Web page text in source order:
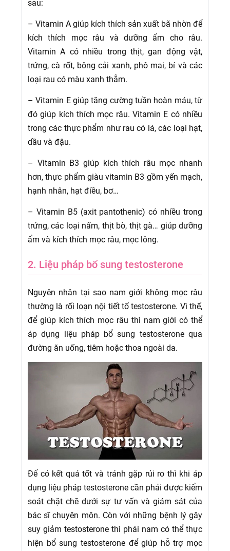
sau:
– Vitamin A giúp kích thích sản xuất bã nhờn để
kích thích mọc râu và dưỡng ẩm cho râu.
Vitamin A có nhiều trong thịt, gan động vật,
trứng, cà rốt, bông cải xanh, phô mai, bí và các
loại rau có màu xanh thẫm.
– Vitamin E giúp tăng cường tuần hoàn máu, từ
đó giúp kích thích mọc râu. Vitamin E có nhiều
trong các thực phẩm như rau có lá, các loại hạt,
dầu và đậu.
– Vitamin B3 giúp kích thích râu mọc nhanh
hơn, thực phẩm giàu vitamin B3 gồm yến mạch,
hạnh nhân, hạt điều, bơ…
– Vitamin B5 (axit pantothenic) có nhiều trong
trứng, các loại nấm, thịt bò, thịt gà… giúp dưỡng
ẩm và kích thích mọc râu, mọc lông.
2. Liệu pháp bổ sung testosterone
Nguyên nhân tại sao nam giới không mọc râu
thường là rối loạn nội tiết tố testosterone. Vì thế,
để giúp kích thích mọc râu thì nam giới có thể
áp dụng liệu pháp bổ sung testosterone qua
đường ăn uống, tiêm hoặc thoa ngoài da.
Để có kết quả tốt và tránh gặp rủi ro thì khi áp
dụng liệu pháp testosterone cần phải được kiểm
soát chặt chẽ dưới sự tư vấn và giám sát của
bác sĩ chuyên môn. Còn với những bệnh lý gây
suy giảm testosterone thì phái nam có thể thực
hiện bổ sung testosterone để giúp hỗ trợ mọc